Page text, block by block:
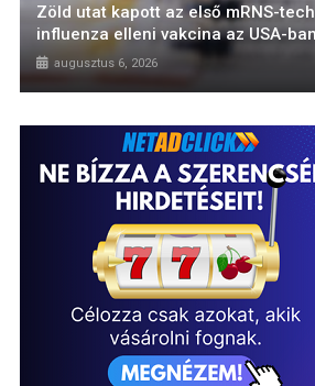
Zöld utat kapott az első mRNS-
influenza elleni vakcina az USA-
augusztus 6, 2026